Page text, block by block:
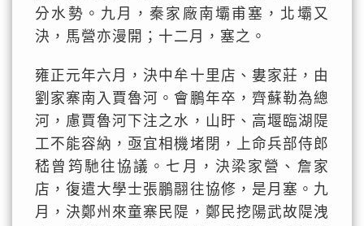
分水勢。九月，秦家廠南壩甫塞，北壩又
決，馬營亦漫開；十二月，塞之。
雍正元年六月，決中牟十里店、婁家莊，由
劉家寨南入賈魯河。會鵬年卒，齊蘇勒為總
河，慮賈魯河下注之水，山盱、高堰臨湖隄
工不能容納，亟宜相機堵閉，上命兵部侍郎
嵇曾筠馳往協議。七月，決梁家營、詹家
店，復遣大學士張鵬翮往協修，是月塞。九
月，決鄭州來童寨民隄，鄭民挖陽武故隄洩